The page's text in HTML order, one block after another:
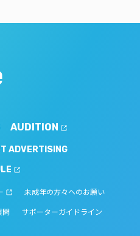
AUDITION
ADVERTISING
未成年の方々へのお願い
問 サポーターガイドライン